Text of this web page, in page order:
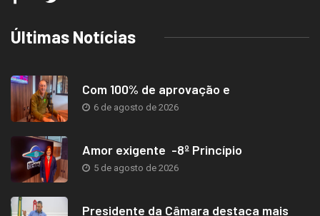
Últimas Notícias
Com 100% de aprovação e
6 de agosto de 2026
Amor exigente -8º Princípio
5 de agosto de 2026
Presidente da Câmara destaca mais